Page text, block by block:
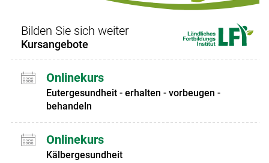
Bilden Sie sich weiter
Kursangebote
Onlinekurs
Eutergesundheit - erhalten - vorbeugen -
behandeln
Onlinekurs
Kälbergesundheit